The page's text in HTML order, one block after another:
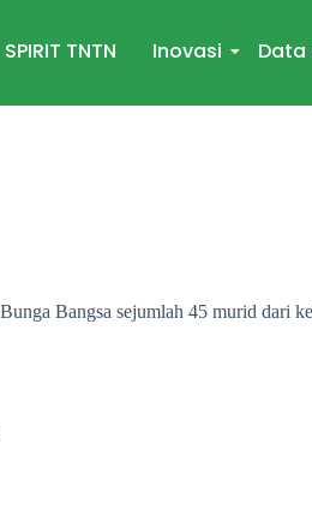
SPIRIT TNTN Inovasi Data
Bangsa sejumlah 45 murid dari